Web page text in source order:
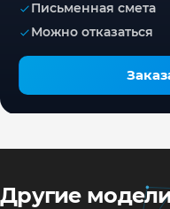
Письменная смета
Можно отказаться
Другие